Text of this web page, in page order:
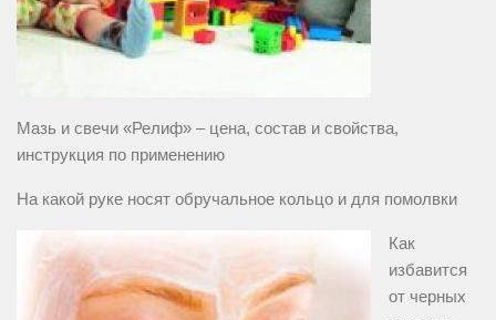
Мазь и свечи «Релиф» – цена, состав и свойства,
инструкция по применению
На какой руке носят обручальное кольцо и для помолвки
Как
избавится
от черных